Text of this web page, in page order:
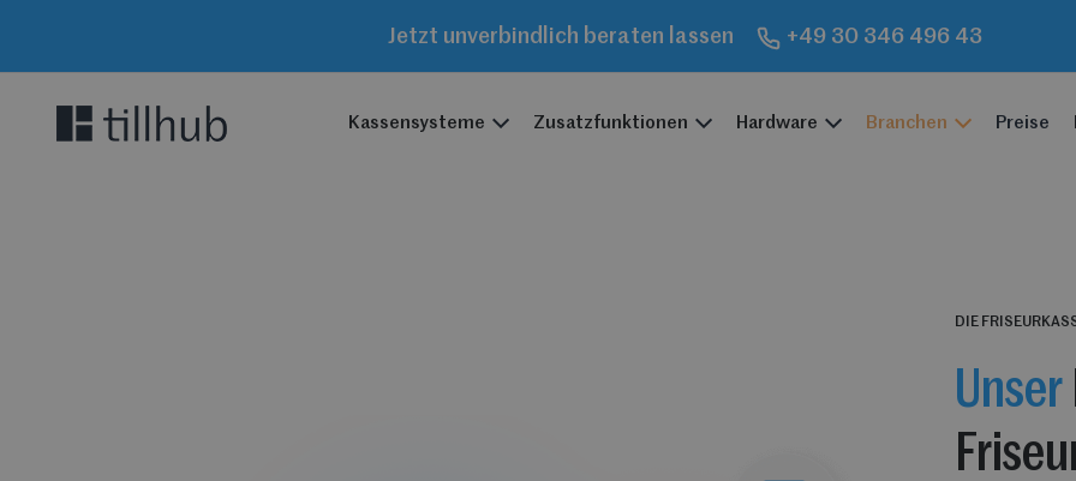
Jetzt unverbindlich beraten lassen +49 30 346 496 43
Kassensysteme Zusatzfunktionen Hardware Branchen Preise
DIE
Unser